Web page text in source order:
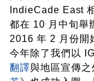
IndieCade East
都在 10 月中旬舉
2016 年 2 月份開
今年除了我們以
翻譯與地區宣傳之